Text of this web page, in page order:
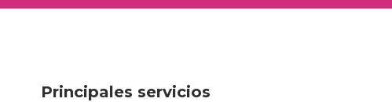
Principales servicios